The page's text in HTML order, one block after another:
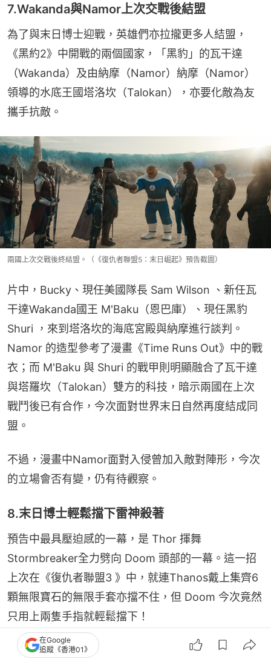
7.Wakanda與Namor上次交戰後結盟
為了與末日博士迎戰，英雄們亦拉攏更多人結盟，
《黑約2》中開戰的兩個國家，「黑豹」的瓦干達
（Wakanda）及由納摩（Namor）納摩（Namor）
領導的水底王國塔洛坎（Talokan），亦要化敵為友
攜手抗敵。
兩國上次交戰後終結盟。（《復仇者聯盟5：末日崛起》預告截圖）
片中，Bucky、現任美國隊長 Sam Wilson 、新任瓦
干達Wakanda國王 M'Baku（恩巴庫）、現任黑豹
Shuri ，來到塔洛坎的海底宮殿與納摩進行談判。
Namor 的造型參考了漫畫《Time Runs Out》中的戰
衣；而 M'Baku 與 Shuri 的戰甲則明顯融合了瓦干達
與塔羅坎（Talokan）雙方的科技，暗示兩國在上次
戰鬥後已有合作，今次面對世界末日自然再度結成同
盟。
不過，漫畫中Namor面對入侵曾加入敵對陣形，今次
的立場會否有變，仍有待觀察。
8.末日博士輕鬆擋下雷神殺著
預告中最具壓迫感的一幕，是 Thor 揮舞
Stormbreaker全力劈向 Doom 頭部的一幕。這一招
上次在《復仇者聯盟3 》中，就連Thanos戴上集齊6
顆無限寶石的無限手套亦擋不住，但 Doom 今次竟然
只用上兩隻手指就輕鬆擋下！
在Google
追蹤《香港01》